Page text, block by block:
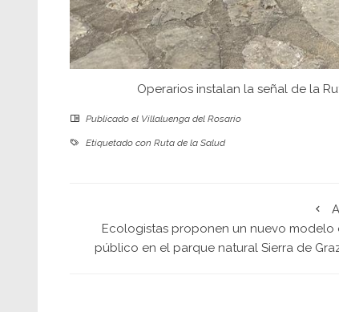
Operarios instalan la señal de la
Publicado el Villaluenga del Rosario
Etiquetado con Ruta de la Salud
Ecologistas proponen un nuevo modelo
público en el parque natural Sierra de